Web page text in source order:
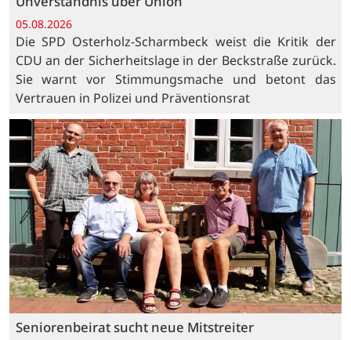
05.08.2026
Die SPD Osterholz-Scharmbeck weist die Kritik der
CDU an der Sicherheitslage in der Beckstraße zurück.
Sie warnt vor Stimmungsmache und betont das
Vertrauen in Polizei und Präventionsrat
Seniorenbeirat sucht neue Mitstreiter